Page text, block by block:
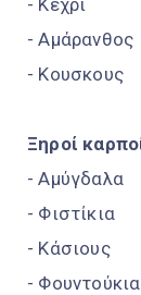
- Αμάρανθος
- Κουσκους
Ξηροί
- Αμύγδαλα
- Φιστίκια
- Κάσιους
- Φουντούκια